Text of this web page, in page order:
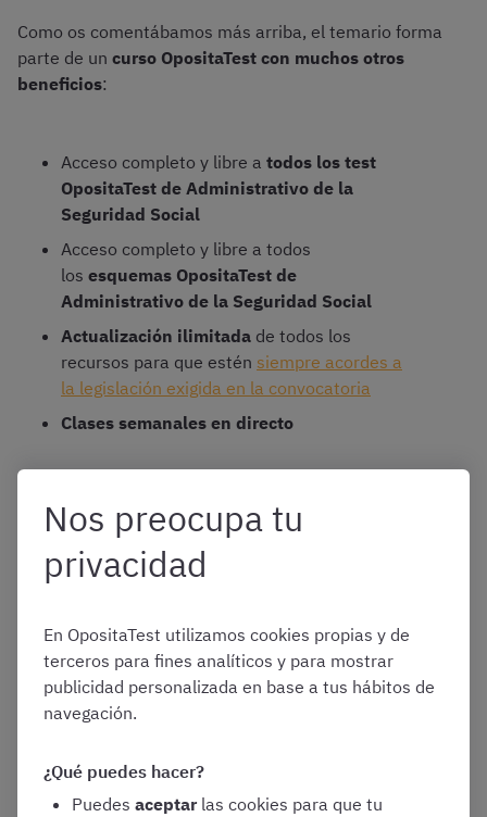
Como os comentábamos más arriba, el temario forma
parte de un curso OpositaTest con muchos otros
beneficios:
Acceso completo y libre a todos los test
OpositaTest de Administrativo de la
Seguridad Social
Acceso completo y libre a todos
los esquemas OpositaTest de
Administrativo de la Seguridad Social
Actualización ilimitada de todos los
recursos para que estén siempre acordes a
la legislación exigida en la convocatoria
Clases semanales en directo
Administrativo/a de la Seguridad Social con el curso
OpositaTest!
de Administrativos de la Seguridad Social!
👇
Temario
🗣 Clases envídeoy tutor personalizado
Nos preocupa tu
privacidad
En OpositaTest utilizamos cookies propias y de
terceros para fines analíticos y para mostrar
publicidad personalizada en base a tus hábitos de
navegación.
¿Qué puedes hacer?
Puedes aceptar las cookies para que tu